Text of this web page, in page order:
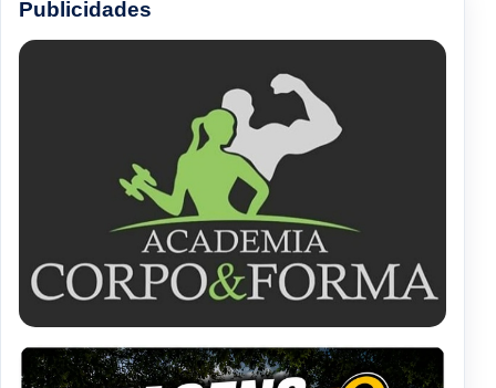
Publicidades